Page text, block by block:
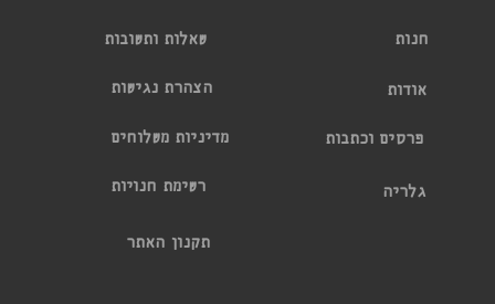
חנות
אודות
פרסים וכתבות
גלריה
תקנון האתר
שאלות ותשובות
מדיניות משלוחים
הצהרת נגישות
רשימת חנויות